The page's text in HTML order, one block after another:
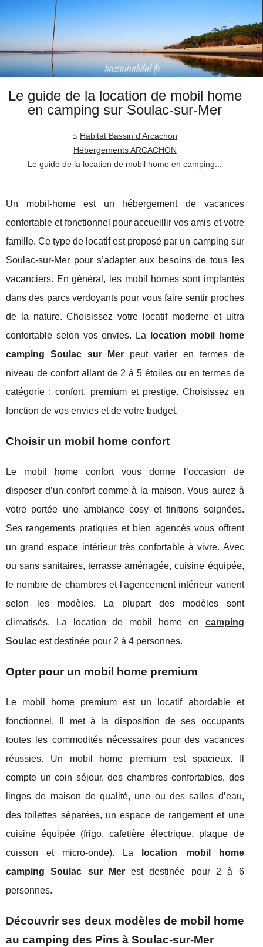
Le guide de la location de mobil home
en camping sur Soulac-sur-Mer
Habitat Bassin d'Arcachon
Hébergements ARCACHON
Le guide de la location de mobil home en camping...
Un mobil-home est un hébergement de vacances
confortable et fonctionnel pour accueillir vos amis et votre
famille. Ce type de locatif est proposé par un camping sur
Soulac-sur-Mer pour s’adapter aux besoins de tous les
vacanciers. En général, les mobil homes sont implantés
dans des parcs verdoyants pour vous faire sentir proches
de la nature. Choisissez votre locatif moderne et ultra
confortable selon vos envies. La
location mobil home
camping Soulac sur Mer peut varier en termes de
niveau de confort allant de 2 à 5 étoiles ou en termes de
catégorie : confort, premium et prestige. Choisissez en
fonction de vos envies et de votre budget.
Choisir un mobil home confort
Le mobil home confort vous donne l’occasion de
disposer d’un confort comme à la maison. Vous aurez à
votre portée une ambiance cosy et finitions soignées.
Ses rangements pratiques et bien agencés vous offrent
un grand espace intérieur très confortable à vivre. Avec
ou sans sanitaires, terrasse aménagée, cuisine équipée,
le nombre de chambres et l'agencement intérieur varient
selon les modèles. La plupart des modèles sont
climatisés. La location de mobil home en camping
Soulac est destinée pour 2 à 4 personnes.
Opter pour un mobil home premium
Le mobil home premium est un locatif abordable et
fonctionnel. Il met à la disposition de ses occupants
toutes les commodités nécessaires pour des vacances
réussies. Un mobil home premium est spacieux. Il
compte un coin séjour, des chambres confortables, des
linges de maison de qualité, une ou des salles d’eau,
des toilettes séparées, un espace de rangement et une
cuisine équipée (frigo, cafetière électrique, plaque de
cuisson et micro-onde). La
location mobil home
camping Soulac sur Merest destinée pour 2 à 6
personnes.
Découvrir ses deux modèles de mobil home
au camping des Pins à Soulac-sur-Mer